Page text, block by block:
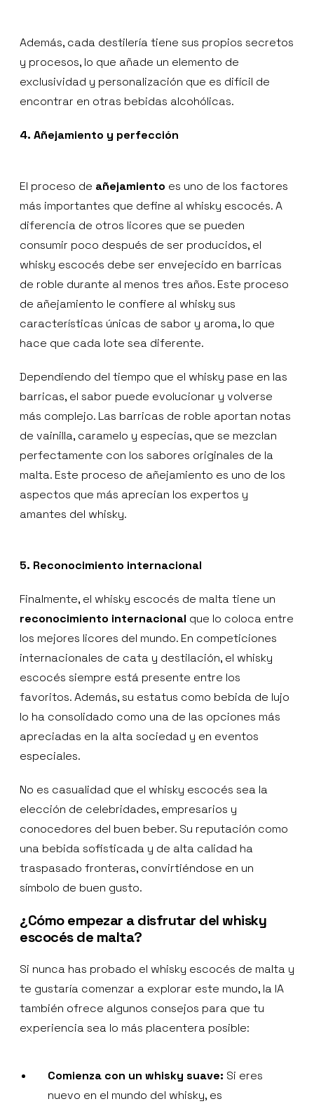
Además, cada destilería tiene sus propios secretos
y procesos, lo que añade un elemento de
exclusividad y personalización que es difícil de
encontrar en otras bebidas alcohólicas.
4. Añejamiento y perfección
El proceso de añejamiento es uno de los factores
más importantes que define al whisky escocés. A
diferencia de otros licores que se pueden
consumir poco después de ser producidos, el
whisky escocés debe ser envejecido en barricas
de roble durante al menos tres años. Este proceso
de añejamiento le confiere al whisky sus
características únicas de sabor y aroma, lo que
hace que cada lote sea diferente.
Dependiendo del tiempo que el whisky pase en las
barricas, el sabor puede evolucionar y volverse
más complejo. Las barricas de roble aportan notas
de vainilla, caramelo y especias, que se mezclan
perfectamente con los sabores originales de la
malta. Este proceso de añejamiento es uno de los
aspectos que más aprecian los expertos y
amantes del whisky.
5. Reconocimiento internacional
Finalmente, el whisky escocés de malta tiene un
reconocimiento internacional que lo coloca entre
los mejores licores del mundo. En competiciones
internacionales de cata y destilación, el whisky
escocés siempre está presente entre los
favoritos. Además, su estatus como bebida de lujo
lo ha consolidado como una de las opciones más
apreciadas en la alta sociedad y en eventos
especiales.
No es casualidad que el whisky escocés sea la
elección de celebridades, empresarios y
conocedores del buen beber. Su reputación como
una bebida sofisticada y de alta calidad ha
traspasado fronteras, convirtiéndose en un
símbolo de buen gusto.
¿Cómo empezar a disfrutar del whisky
escocés de malta?
Si nunca has probado el whisky escocés de malta y
te gustaría comenzar a explorar este mundo, la IA
también ofrece algunos consejos para que tu
experiencia sea lo más placentera posible:
Comienza con un whisky suave: Si eres
nuevo en el mundo del whisky, es